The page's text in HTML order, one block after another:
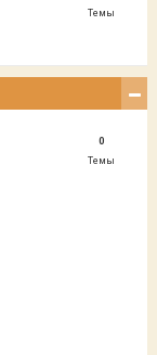
Темы
0
Темы